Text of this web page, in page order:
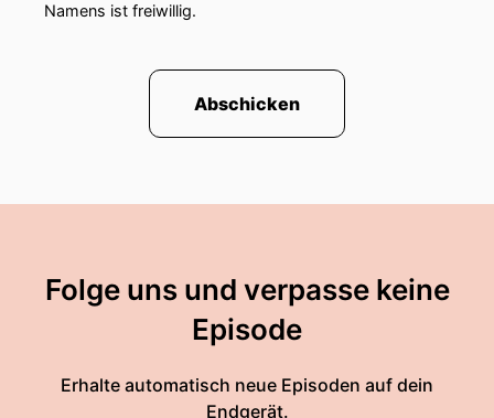
Namens ist freiwillig.
Abschicken
Folge uns und verpasse keine
Episode
Erhalte automatisch neue Episoden auf dein
Endgerät.